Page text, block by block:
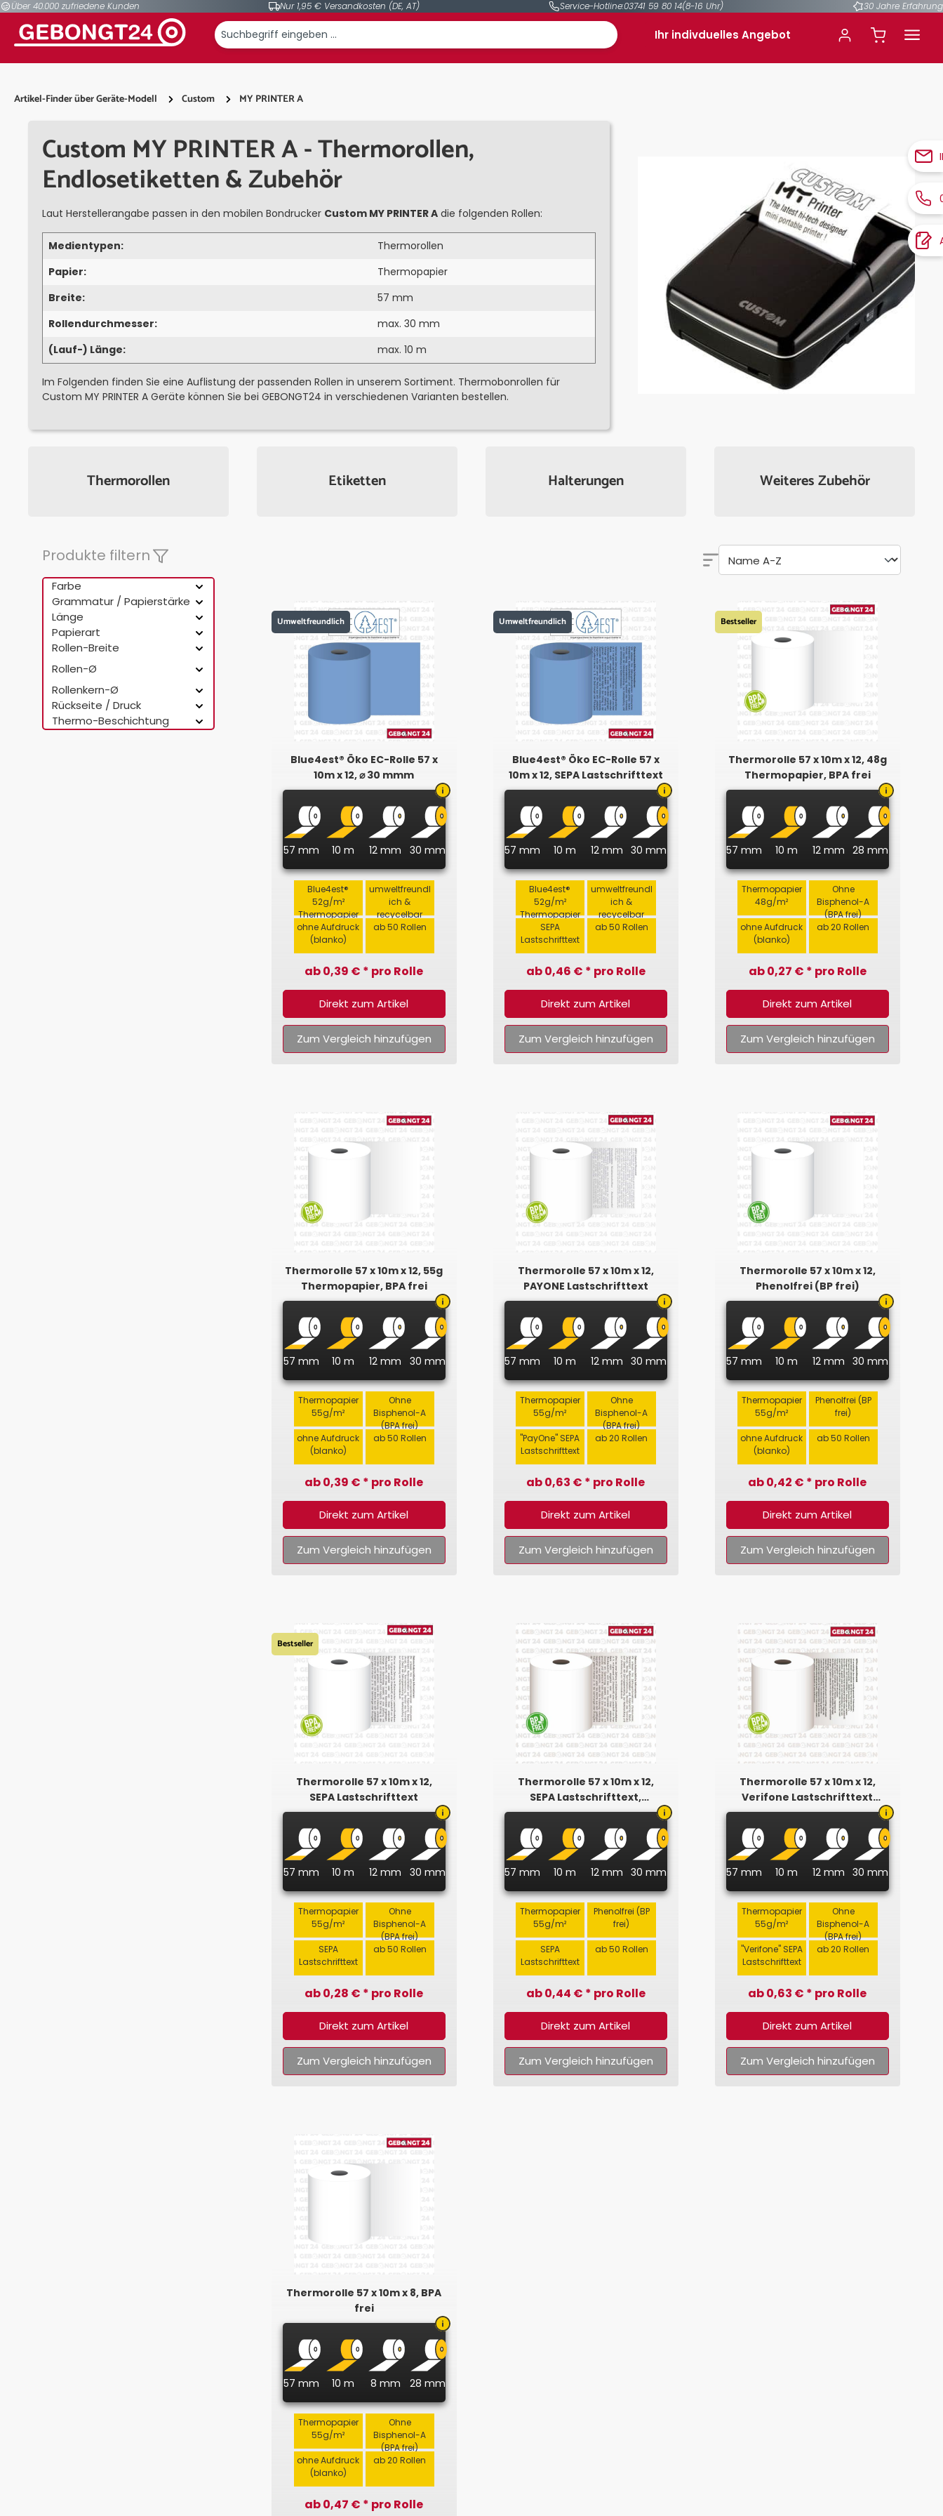
Zur Hauptnavigation springen
Über 40.000 zufriedene Kunden Nur 1,95 € Versandkosten (DE, AT) Service-Hotline:03741 59 80 14(8-16 Uhr) 30 Jahre Erfahrung
Ihr indivduelles Angebot
Artikel-Finder über Geräte-Modell Custom MY PRINTER A
Custom MY PRINTER A - Thermorollen,
Endlosetiketten & Zubehör
Laut Herstellerangabe passen in den mobilen Bondrucker Custom MY PRINTER A die folgenden Rollen:
Medientypen:
Thermorollen
Papier:
Thermopapier
Breite:
57 mm
Rollendurchmesser:
max. 30 mm
(Lauf-) Länge:
max. 10 m
Im Folgenden finden Sie eine Auflistung der passenden Rollen in unserem Sortiment. Thermobonrollen für
Custom MY PRINTER A Geräte können Sie bei GEBONGT24 in verschiedenen Varianten bestellen.
Thermorollen Etiketten Halterungen Weiteres Zubehör
Produkte filtern
Farbe
Grammatur / Papierstärke
Länge
Papierart
Rollen-Breite
Rollen-Ø
Rollenkern-Ø
Rückseite / Druck
Thermo-Beschichtung
Umweltfreundlich
Blue4est® Öko EC-Rolle 57 x
10m x 12, ⌀ 30 mmm
57 mm 10 m 12 mm 30 mm
Blue4est®
52g/m²
Thermopapier
umweltfreundl
ich &
recycelbar
ohne Aufdruck
(blanko)
ab 50 Rollen
ab 0,39 € * pro Rolle
Direkt zum Artikel
Zum Vergleich hinzufügen
Umweltfreundlich
Blue4est® Öko EC-Rolle 57 x
10m x 12, SEPA Lastschrifttext
57 mm 10 m 12 mm 30 mm
Blue4est®
52g/m²
Thermopapier
umweltfreundl
ich &
recycelbar
SEPA
Lastschrifttext
ab 50 Rollen
ab 0,46 € * pro Rolle
Direkt zum Artikel
Zum Vergleich hinzufügen
Bestseller
Thermorolle 57 x 10m x 12, 48g
Thermopapier, BPA frei
57 mm 10 m 12 mm 28 mm
Thermopapier
48g/m²
Ohne
Bisphenol-A
(BPA frei)
ohne Aufdruck
(blanko)
ab 20 Rollen
ab 0,27 € * pro Rolle
Direkt zum Artikel
Zum Vergleich hinzufügen
Thermorolle 57 x 10m x 12, 55g
Thermopapier, BPA frei
57 mm 10 m 12 mm 30 mm
Thermopapier
55g/m²
Ohne
Bisphenol-A
(BPA frei)
ohne Aufdruck
(blanko)
ab 50 Rollen
ab 0,39 € * pro Rolle
Direkt zum Artikel
Zum Vergleich hinzufügen
Thermorolle 57 x 10m x 12,
PAYONE Lastschrifttext
57 mm 10 m 12 mm 30 mm
Thermopapier
55g/m²
Ohne
Bisphenol-A
(BPA frei)
"PayOne" SEPA
Lastschrifttext
ab 20 Rollen
ab 0,63 € * pro Rolle
Direkt zum Artikel
Zum Vergleich hinzufügen
Thermorolle 57 x 10m x 12,
Phenolfrei (BP frei)
57 mm 10 m 12 mm 30 mm
Thermopapier
55g/m²
Phenolfrei (BP
frei)
ohne Aufdruck
(blanko)
ab 50 Rollen
ab 0,42 € * pro Rolle
Direkt zum Artikel
Zum Vergleich hinzufügen
Bestseller
Thermorolle 57 x 10m x 12,
SEPA Lastschrifttext
57 mm 10 m 12 mm 30 mm
Thermopapier
55g/m²
Ohne
Bisphenol-A
(BPA frei)
SEPA
Lastschrifttext
ab 50 Rollen
ab 0,28 € * pro Rolle
Direkt zum Artikel
Zum Vergleich hinzufügen
Thermorolle 57 x 10m x 12,
SEPA Lastschrifttext,
Phenolfrei
57 mm 10 m 12 mm 30 mm
Thermopapier
55g/m²
Phenolfrei (BP
frei)
SEPA
Lastschrifttext
ab 50 Rollen
ab 0,44 € * pro Rolle
Direkt zum Artikel
Zum Vergleich hinzufügen
Thermorolle 57 x 10m x 12,
Verifone Lastschrifttext
(ehemals Intercard)
57 mm 10 m 12 mm 30 mm
Thermopapier
55g/m²
Ohne
Bisphenol-A
(BPA frei)
"Verifone" SEPA
Lastschrifttext
ab 20 Rollen
ab 0,63 € * pro Rolle
Direkt zum Artikel
Zum Vergleich hinzufügen
Thermorolle 57 x 10m x 8, BPA
frei
57 mm 10 m 8 mm 28 mm
Thermopapier
55g/m²
Ohne
Bisphenol-A
(BPA frei)
ohne Aufdruck
(blanko)
ab 20 Rollen
ab 0,47 € * pro Rolle